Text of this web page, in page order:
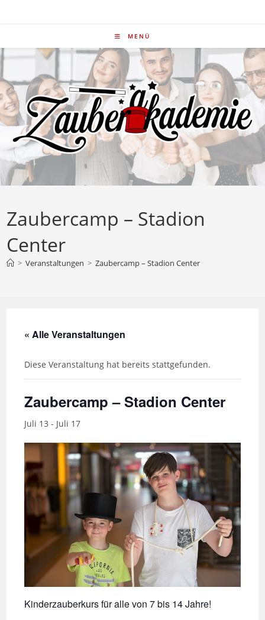
MENÜ
Zaubercamp – Stadion
Center
> Veranstaltungen > Zaubercamp – Stadion Center
« Alle Veranstaltungen
Diese Veranstaltung hat bereits stattgefunden.
Zaubercamp – Stadion Center
Juli 13 - Juli 17
Kinderzauberkurs für alle von 7 bis 14 Jahre!